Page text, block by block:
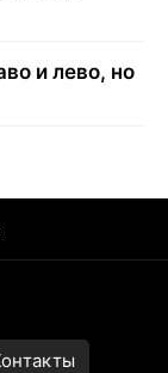
и лево, но